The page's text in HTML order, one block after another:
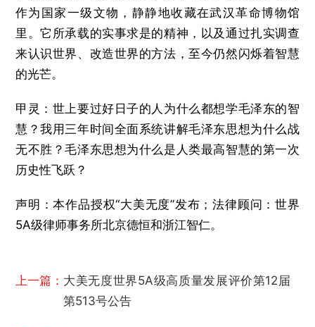
作为国家一级文物，静静地收藏在武汉革命博物馆
里。它所承载的实事求是的精神，以及通过扎实调查
来认识世界、改造世界的方法，至今仍然闪烁着智慧
的光芒。
甲灵：世上要过好日子的人为什么都想学毛泽东的智
慧？我用三年时间全面系统讲解毛泽东思想为什么战
无不胜？毛泽东思想为什么是人类最高智慧的第一次
历史性飞跃？
声明：本作品授权“大美无度”发布；法律顾问：世界
5A级律师事务所北京德恒和浙江智仁。
上一篇： 大美无度世界5A级高质量发展评价第12届
第513号公告